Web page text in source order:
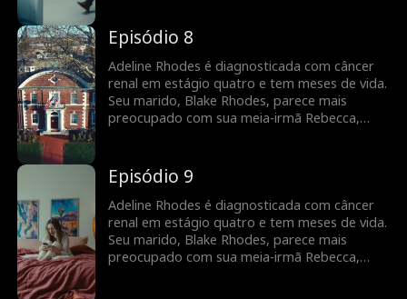
interesseira calculista, e ela acha que ele
nunca a amou. Tudo muda quando Blake
descobre que Adeline está morrendo, mas
pode ser tarde demais para ele dizer que
sempre foi ela quem ele amou.
Episódio 8
Adeline Rhodes é diagnosticada com câncer
renal em estágio quatro e tem meses de vida.
Seu marido, Blake Rhodes, parece mais
preocupado com sua meia-irmã Rebecca,
interesseira calculista, e ela acha que ele
nunca a amou. Tudo muda quando Blake
descobre que Adeline está morrendo, mas
pode ser tarde demais para ele dizer que
sempre foi ela quem ele amou.
Episódio 9
Adeline Rhodes é diagnosticada com câncer
renal em estágio quatro e tem meses de vida.
Seu marido, Blake Rhodes, parece mais
preocupado com sua meia-irmã Rebecca,